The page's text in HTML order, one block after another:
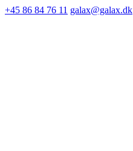
+45 86 84 76 11 galax@galax.dk